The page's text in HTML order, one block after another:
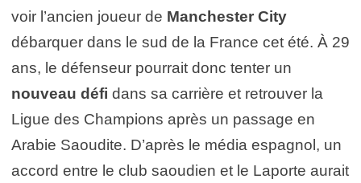
voir l’ancien joueur de Manchester City
débarquer dans le sud de la France cet été. À 29
ans, le défenseur pourrait donc tenter un
nouveau défi dans sa carrière et retrouver la
Ligue des Champions après un passage en
Arabie Saoudite. D’après le média espagnol, un
accord entre le club saoudien et le Laporte aurait